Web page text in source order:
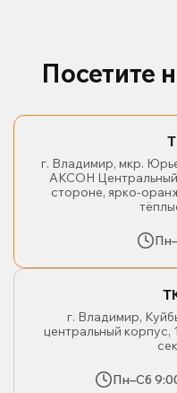
Посетите
г. Владимир, мкр.
АКСОН Центральный
стороне, ярко-
г. Владимир,
центральный корпус,
Пн–Сб